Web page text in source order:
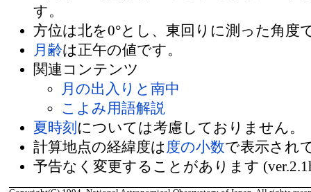
す。
方位は北を0°とし、東回りに測った角度
月齢は正午の値です。
関連コンテンツ
月の出入りと南中
こよみ用語解説
夏時刻 については考慮しておりません。
計算地点の経緯度は 度の小数で表示され
予告なく変更することがあります